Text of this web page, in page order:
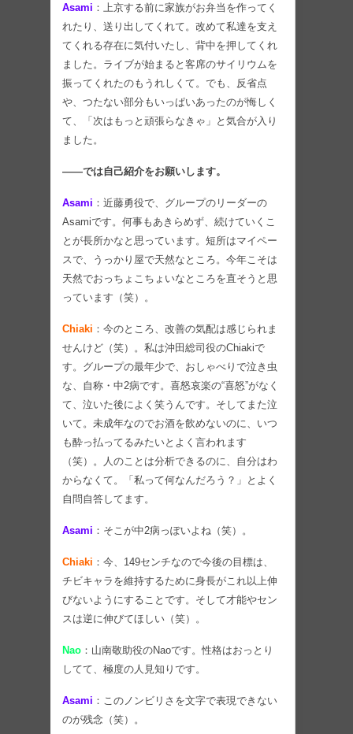
Asami ：上京する前に家族がお弁当を作ってく
れたり、送り出してくれて。改めて私達を支え
てくれる存在に気付いたし、背中を押してくれ
ました。ライブが始まると客席のサイリウムを
振ってくれたのもうれしくて。でも、反省点
や、つたない部分もいっぱいあったのが悔しく
て、「次はもっと頑張らなきゃ」と気合が入り
ました。
――では自己紹介をお願いします。
Asami ：近藤勇役で、グループのリーダーの
Asamiです。何事もあきらめず、続けていくこ
とが長所かなと思っています。短所はマイペー
スで、うっかり屋で天然なところ。今年こそは
天然でおっちょこちょいなところを直そうと思
っています（笑）。
Chiaki ：今のところ、改善の気配は感じられま
せんけど（笑）。私は沖田総司役のChiakiで
す。グループの最年少で、おしゃべりで泣き虫
な、自称・中2病です。喜怒哀楽の“喜怒”がなく
て、泣いた後によく笑うんです。そしてまた泣
いて。未成年なのでお酒を飲めないのに、いつ
も酔っ払ってるみたいとよく言われます
（笑）。人のことは分析できるのに、自分はわ
からなくて。「私って何なんだろう？」とよく
自問自答してます。
Asami ：そこが中2病っぽいよね（笑）。
Chiaki ：今、149センチなので今後の目標は、
チビキャラを維持するために身長がこれ以上伸
びないようにすることです。そして才能やセン
スは逆に伸びてほしい（笑）。
Nao ：山南敬助役のNaoです。性格はおっとり
してて、極度の人見知りです。
Asami ：このノンビリさを文字で表現できない
のが残念（笑）。